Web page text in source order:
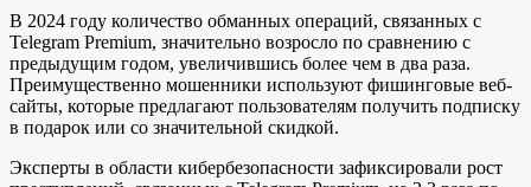
В 2024 году количество обманных операций, связанных с
Telegram Premium, значительно возросло по сравнению с
предыдущим годом, увеличившись более чем в два раза.
Преимущественно мошенники используют фишинговые веб-
сайты, которые предлагают пользователям получить подписку
в подарок или со значительной скидкой.
Эксперты в области кибербезопасности зафиксировали рост